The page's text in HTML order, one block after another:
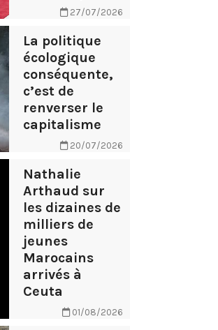
27/07/2026
La politique
écologique
conséquente,
c’est de
renverser le
capitalisme
20/07/2026
Nathalie
Arthaud sur
les dizaines de
milliers de
jeunes
Marocains
arrivés à
Ceuta
01/08/2026